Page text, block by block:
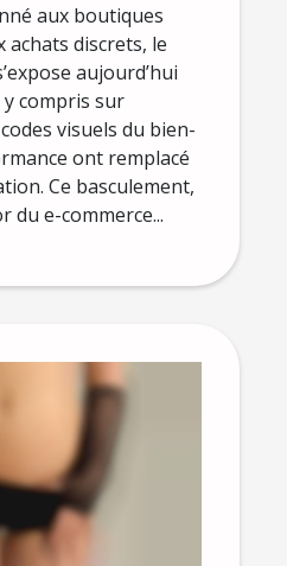
aux boutiques
achats discrets, le
aujourd’hui
compris sur
visuels du bien-
ont remplacé
Ce basculement,
du e-commerce...